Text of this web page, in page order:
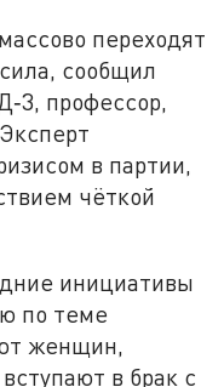
переходят
сообщил
профессор,
в партии,
чёткой
инициативы
по теме
женщин,
в брак с